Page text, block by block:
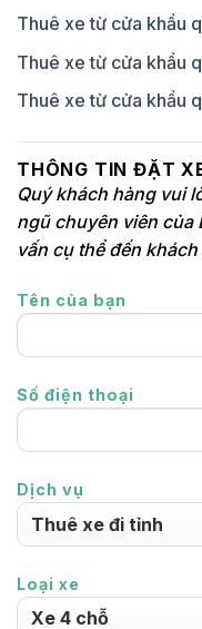
Thuê xe từ cửa khẩu
Thuê xe từ cửa khẩu
Thuê xe từ cửa khẩu
THÔNG TIN ĐẶT
Quý khách hàng vui
ngũ chuyên viên của
vấn cụ thể đến
Tên của bạn
Số điện thoại
Dịch vụ
Loại xe